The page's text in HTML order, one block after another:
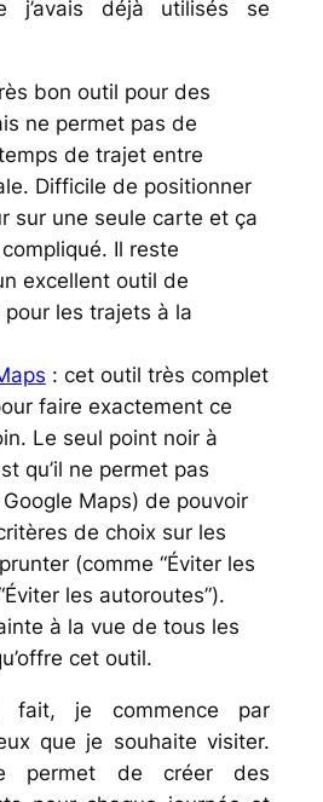
j’avais déjà utilisés se
bon outil pour des
ne permet pas de
de trajet entre
Difficile de positionner
sur une seule carte et ça
Il reste
excellent outil de
les trajets à la
: cet outil très complet
faire exactement ce
Le seul point noir à
qu’il ne permet pas
Maps) de pouvoir
de choix sur les
(comme “Éviter les
les autoroutes”).
à la vue de tous les
cet outil.
fait, je commence par
que je souhaite visiter.
permet de créer des